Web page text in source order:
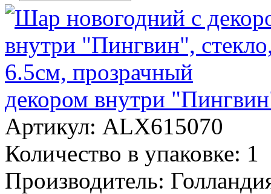
декором внутри
Артикул: ALX615070
Количество в упаковке: 1
Производитель: